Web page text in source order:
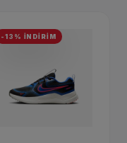
-13% İNDİRİM